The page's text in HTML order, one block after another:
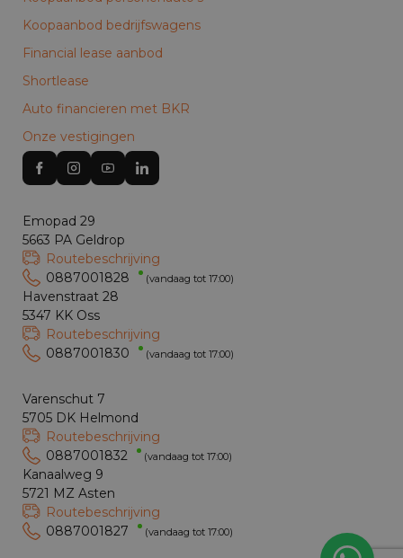
Koopaanbod bedrijfswagens
Financial lease aanbod
Shortlease
Auto financieren met BKR
Onze vestigingen
Emopad 29
5663 PA Geldrop
Routebeschrijving
0887001828
(vandaag tot 17:00)
Havenstraat 28
5347 KK Oss
Routebeschrijving
0887001830
(vandaag tot 17:00)
Varenschut 7
5705 DK Helmond
Routebeschrijving
0887001832
(vandaag tot 17:00)
Kanaalweg 9
5721 MZ Asten
Routebeschrijving
0887001827
(vandaag tot 17:00)